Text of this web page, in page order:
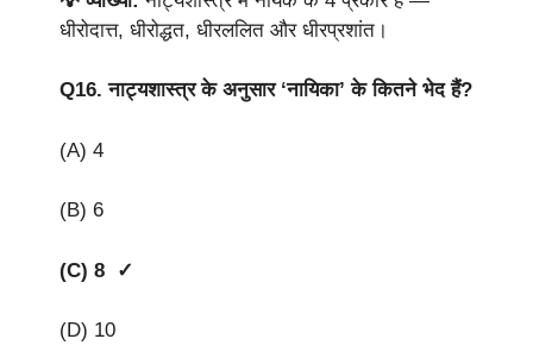
धीरोदात्त, धीरोद्धत, धीरललित और धीरप्रशांत।
Q16.नाट्यशास्त्र के अनुसार ‘नायिका’ के कितने भेद हैं?
(A) 4
(B) 6
(C) 8 ✓
(D) 10